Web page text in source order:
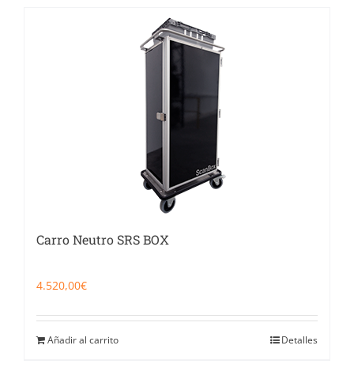
Carro Neutro SRS BOX
4.520,00€
Añadir al carrito Detalles